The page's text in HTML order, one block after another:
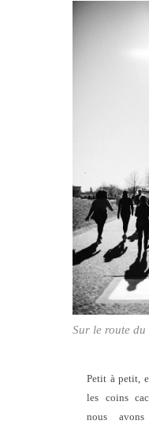
Sur le route
Petit à petit,
les coins
nous